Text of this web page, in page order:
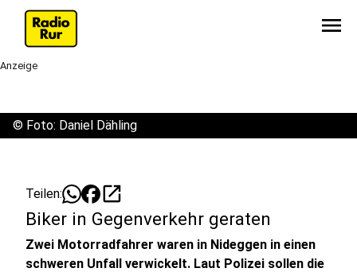
menu
Anzeige
© Foto: Daniel Dähling
Teilen: open_in_new
Biker in Gegenverkehr geraten
Zwei Motorradfahrer waren in Nideggen in einen
schweren Unfall verwickelt. Laut Polizei sollen die